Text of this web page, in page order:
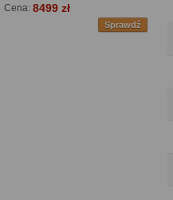
Cena: 8499 zł
Sprawdź